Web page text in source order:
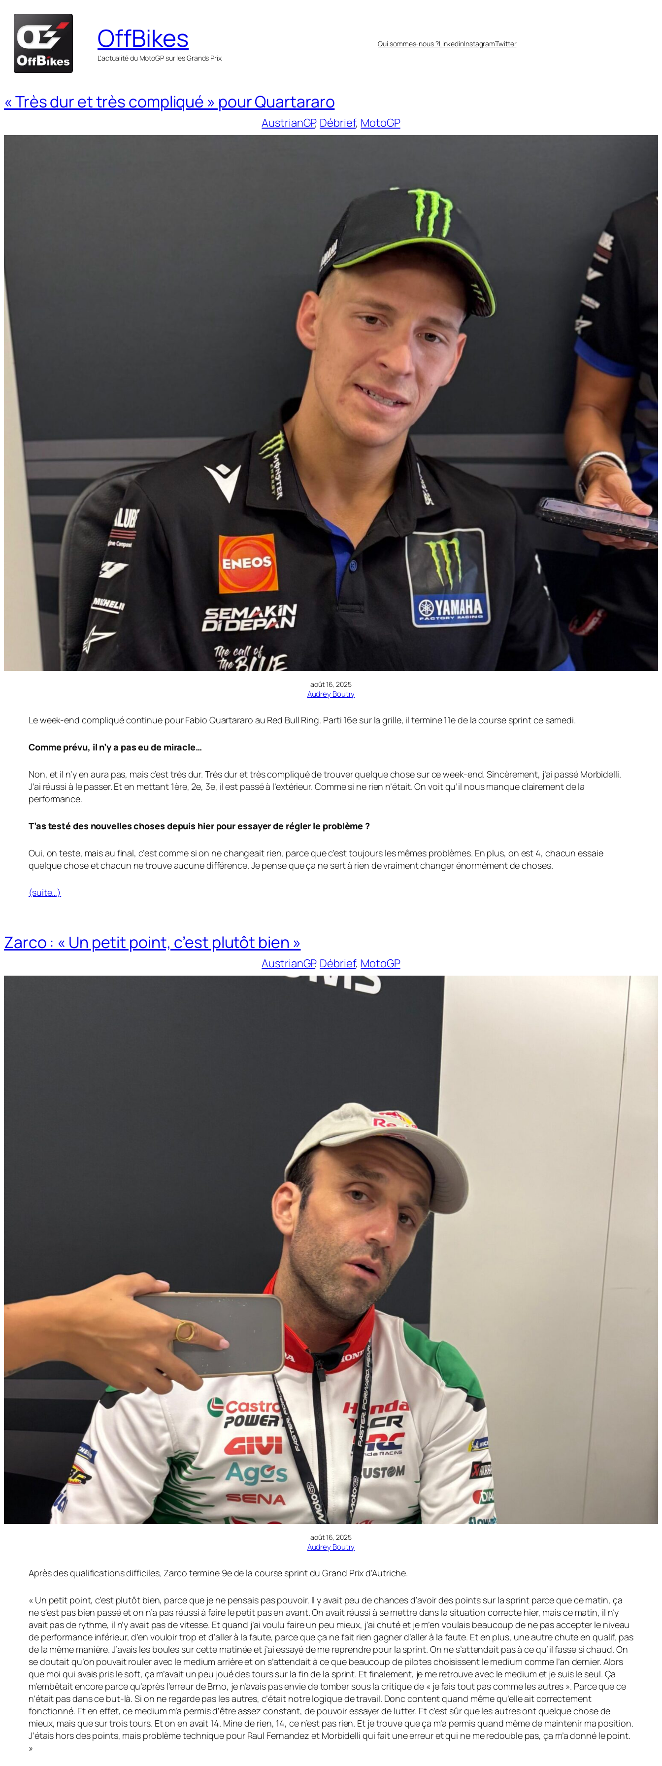
Aller
contenu
OffBikes
L'actualité du MotoGP sur les Grands Prix
Qui sommes-nous ?LinkedinInstagramTwitter
« Très dur et très compliqué » pour Quartararo
AustrianGP, Débrief, MotoGP
août 16, 2025
Audrey Boutry
Le week-end compliqué continue pour Fabio Quartararo au Red Bull Ring. Parti 16e sur la grille, il termine 11e de la course sprint ce samedi.
Comme prévu, il n’y a pas eu de miracle…
Non, et il n’y en aura pas, mais c’est très dur. Très dur et très compliqué de trouver quelque chose sur ce week-end. Sincèrement, j’ai passé Morbidelli.
J’ai réussi à le passer. Et en mettant 1ère, 2e, 3e, il est passé à l’extérieur. Comme si ne rien n’était. On voit qu’il nous manque clairement de la
performance.
T’as testé des nouvelles choses depuis hier pour essayer de régler le problème ?
Oui, on teste, mais au final, c’est comme si on ne changeait rien, parce que c’est toujours les mêmes problèmes. En plus, on est 4, chacun essaie
quelque chose et chacun ne trouve aucune différence. Je pense que ça ne sert à rien de vraiment changer énormément de choses.
(suite…)
Zarco : « Un petit point, c’est plutôt bien »
AustrianGP, Débrief, MotoGP
août 16, 2025
Audrey Boutry
Après des qualifications difficiles, Zarco termine 9e de la course sprint du Grand Prix d’Autriche.
« Un petit point, c’est plutôt bien, parce que je ne pensais pas pouvoir. Il y avait peu de chances d’avoir des points sur la sprint parce que ce matin, ça
ne s’est pas bien passé et on n’a pas réussi à faire le petit pas en avant. On avait réussi à se mettre dans la situation correcte hier, mais ce matin, il n’y
avait pas de rythme, il n’y avait pas de vitesse. Et quand j’ai voulu faire un peu mieux, j’ai chuté et je m’en voulais beaucoup de ne pas accepter le niveau
de performance inférieur, d’en vouloir trop et d’aller à la faute, parce que ça ne fait rien gagner d’aller à la faute. Et en plus, une autre chute en qualif, pas
de la même manière. J’avais les boules sur cette matinée et j’ai essayé de me reprendre pour la sprint. On ne s’attendait pas à ce qu’il fasse si chaud. On
se doutait qu’on pouvait rouler avec le medium arrière et on s’attendait à ce que beaucoup de pilotes choisissent le medium comme l’an dernier. Alors
que moi qui avais pris le soft, ça m’avait un peu joué des tours sur la fin de la sprint. Et finalement, je me retrouve avec le medium et je suis le seul. Ça
m’embêtait encore parce qu’après l’erreur de Brno, je n’avais pas envie de tomber sous la critique de « je fais tout pas comme les autres ». Parce que ce
n’était pas dans ce but-là. Si on ne regarde pas les autres, c’était notre logique de travail. Donc content quand même qu’elle ait correctement
fonctionné. Et en effet, ce medium m’a permis d’être assez constant, de pouvoir essayer de lutter. Et c’est sûr que les autres ont quelque chose de
mieux, mais que sur trois tours. Et on en avait 14. Mine de rien, 14, ce n’est pas rien. Et je trouve que ça m’a permis quand même de maintenir ma position.
J’étais hors des points, mais problème technique pour Raul Fernandez et Morbidelli qui fait une erreur et qui ne me redouble pas, ça m’a donné le point.
»